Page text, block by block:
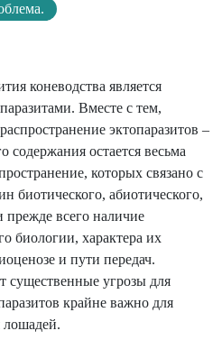
коневодства является
Вместе с тем,
эктопаразитов –
содержания остается весьма
которых связано с
биотического, абиотического,
прежде всего наличие
биологии, характера их
и пути передач.
существенные угрозы для
крайне важно для
лошадей.